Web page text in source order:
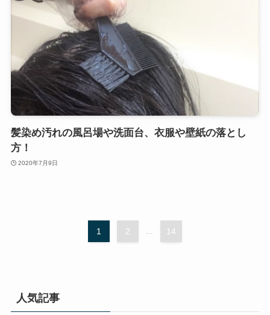
髪染め汚れの風呂場や洗面台、衣服や壁紙の落とし
方！
2020年7月9日
1 2 14
人気記事